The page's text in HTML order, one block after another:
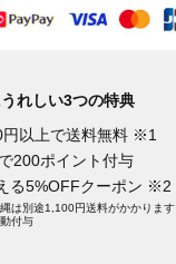
れしい3つの特典
円以上で送料無料 ※1
200ポイント付与
る5%OFFクーポン ※2
は別途1,100円送料がかかります
付与